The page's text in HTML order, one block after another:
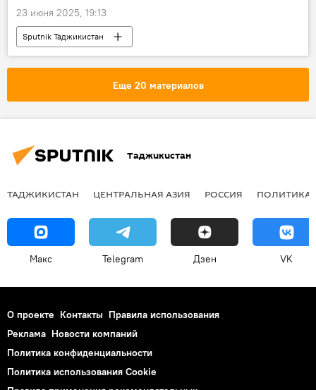
23 июня 2025, 19:13
Sputnik Таджикистан
Еще 20 материалов
Таджикистан
ТАДЖИКИСТАН ЦЕНТРАЛЬНАЯ АЗИЯ РОССИЯ ПОЛИТИКА
Макс Telegram Дзен VK
О проекте Контакты Правила использования
Реклама Новости компаний
Политика конфиденциальности
Политика использования Cookie